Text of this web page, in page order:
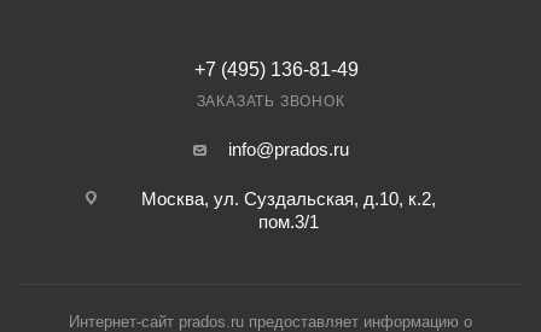
+7 (495) 136-81-49
ЗАКАЗАТЬ ЗВОНОК
info@prados.ru
Москва, ул. Суздальская, д.10, к.2,
пом.3/1
Интернет-сайт prados.ru предоставляет информацию о